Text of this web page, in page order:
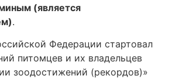
(является
.
Федерации стартовал
питомцев и их владельцев
зоодостижений (рекордов)»